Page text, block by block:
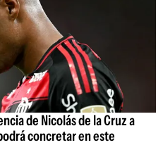
de Nicolás de la Cruz a
concretar en este